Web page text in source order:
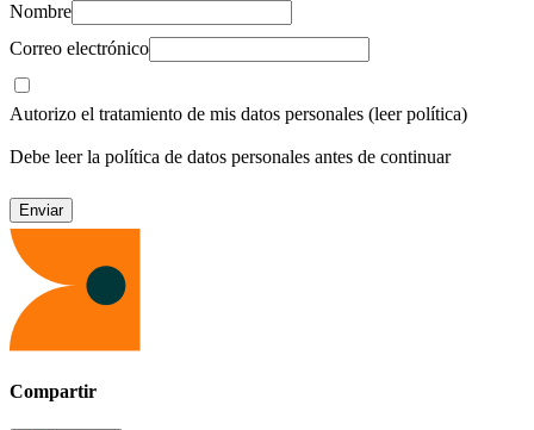
Nombre
Correo electrónico
Autorizo el tratamiento de mis datos personales (leer política)
Debe leer la política de datos personales antes de continuar
Compartir